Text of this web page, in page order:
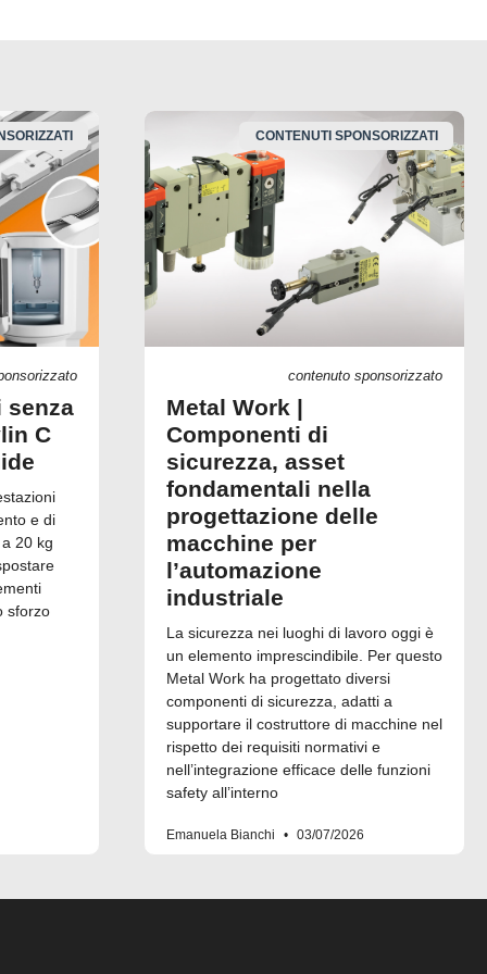
senza
C
e di
20 kg
sforzo
CONTENUTI SPONSORIZZATI
contenuto sponsorizzato
Metal Work |
Componenti di
sicurezza, asset
fondamentali nella
progettazione delle
macchine per
l’automazione
industriale
La sicurezza nei luoghi di lavoro oggi è
un elemento imprescindibile. Per questo
Metal Work ha progettato diversi
componenti di sicurezza, adatti a
supportare il costruttore di macchine nel
rispetto dei requisiti normativi e
nell’integrazione efficace delle funzioni
safety all’interno
Emanuela Bianchi 03/07/2026